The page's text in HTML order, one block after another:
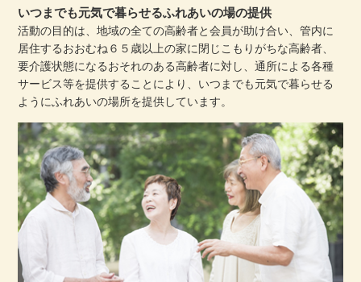
いつまでも元気で暮らせるふれあいの場の提供
活動の目的は、地域の全ての高齢者と会員が助け合い、管内に
居住するおおむね６５歳以上の家に閉じこもりがちな高齢者、
要介護状態になるおそれのある高齢者に対し、通所による各種
サービス等を提供することにより、いつまでも元気で暮らせる
ようにふれあいの場所を提供しています。